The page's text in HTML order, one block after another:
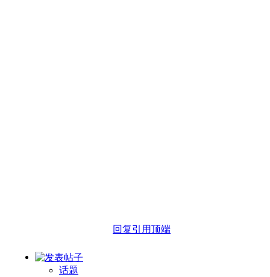
回复引用顶端
话题